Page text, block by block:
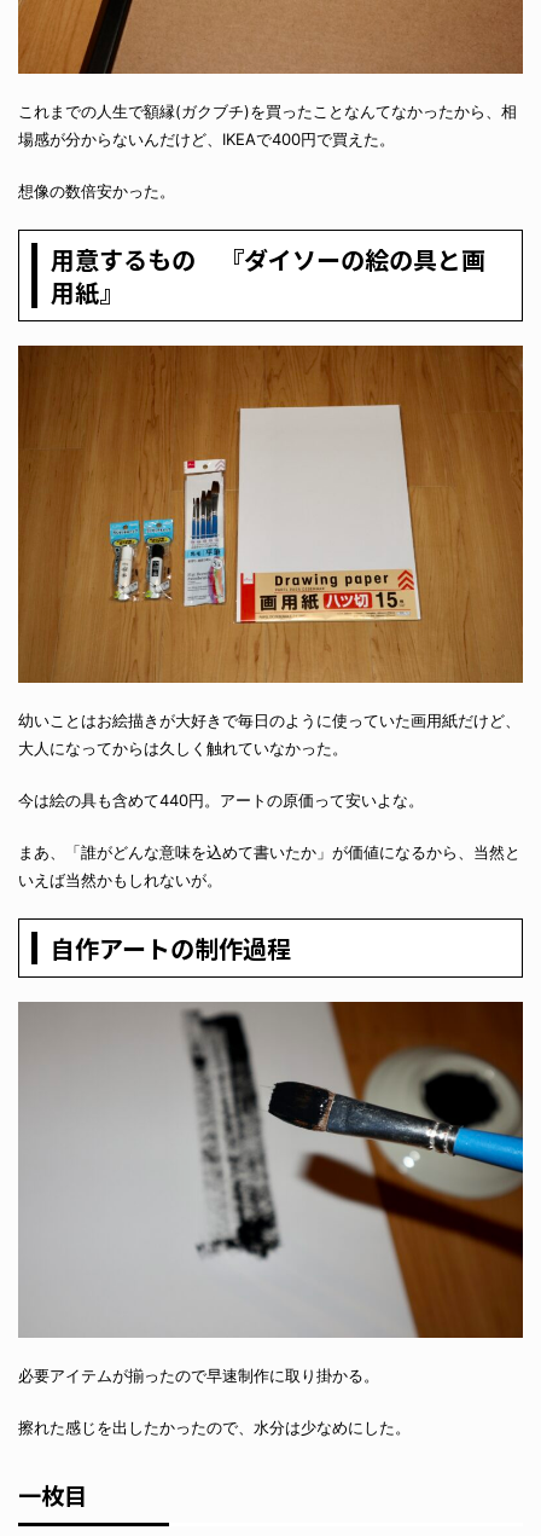
これまでの人生で額縁(ガクブチ)を買ったことなんてなかったから、相
場感が分からないんだけど、IKEAで400円で買えた。
想像の数倍安かった。
用意するもの 『ダイソーの絵の具と画
用紙』
幼いことはお絵描きが大好きで毎日のように使っていた画用紙だけど、
大人になってからは久しく触れていなかった。
今は絵の具も含めて440円。アートの原価って安いよな。
まあ、「誰がどんな意味を込めて書いたか」が価値になるから、当然と
いえば当然かもしれないが。
自作アートの制作過程
必要アイテムが揃ったので早速制作に取り掛かる。
擦れた感じを出したかったので、水分は少なめにした。
一枚目